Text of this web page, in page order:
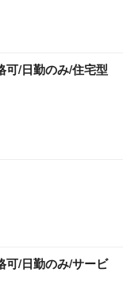
可/日勤のみ/住宅型
可/日勤のみ/サービ